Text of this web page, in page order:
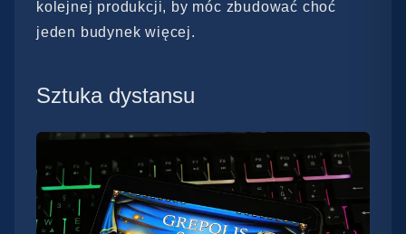
kolejnej produkcji, by móc zbudować choć
jeden budynek więcej.
Sztuka dystansu